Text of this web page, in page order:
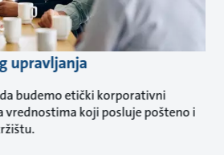
upravljanja
budemo etički korporativni
vrednostima koji posluje pošteno i